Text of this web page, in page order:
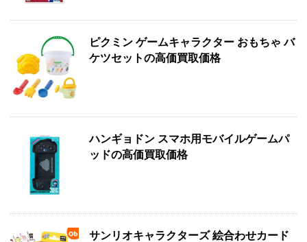
ピクミン ゲームキャラクター おもちゃ バ
ケツセットの高価買取価格
ハンギョドン スマホ用モバイルゲームパ
ッドの高価買取価格
サンリオキャラクターズ 絵合わせカード